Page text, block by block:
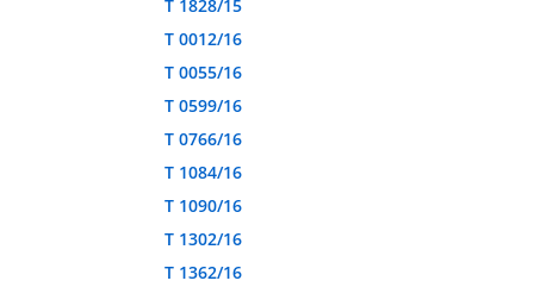
T 1828/15
T 0012/16
T 0055/16
T 0599/16
T 0766/16
T 1084/16
T 1090/16
T 1302/16
T 1362/16